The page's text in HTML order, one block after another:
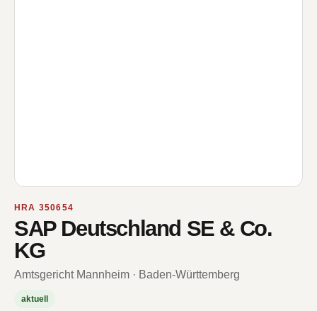
HRA 350654
SAP Deutschland SE & Co.
KG
Amtsgericht Mannheim · Baden-Württemberg
aktuell